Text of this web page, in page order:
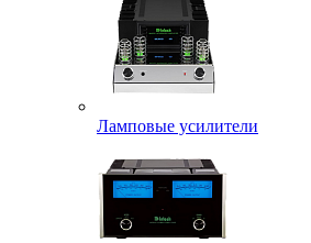
Ламповые усилители